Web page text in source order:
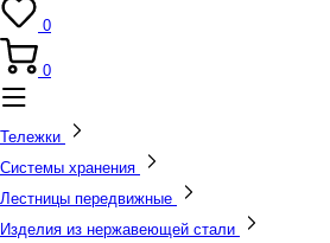
0
0
Тележки
Системы хранения
Лестницы передвижные
Изделия из нержавеющей стали